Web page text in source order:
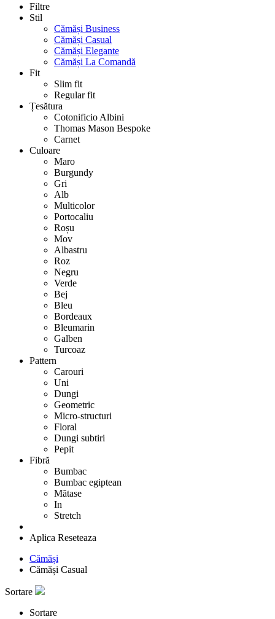
Filtre
Stil
Cămăși Business
Cămăși Casual
Cămăși Elegante
Cămăși La Comandă
Fit
Slim fit
Regular fit
Țesătura
Cotonificio Albini
Thomas Mason Bespoke
Carnet
Culoare
Maro
Burgundy
Gri
Alb
Multicolor
Portocaliu
Roșu
Mov
Albastru
Roz
Negru
Verde
Bej
Bleu
Bordeaux
Bleumarin
Galben
Turcoaz
Pattern
Carouri
Uni
Dungi
Geometric
Micro-structuri
Floral
Dungi subtiri
Pepit
Fibră
Bumbac
Bumbac egiptean
Mătase
In
Stretch
Aplica Reseteaza
Cămăși
Cămăși Casual
Sortare
Sortare